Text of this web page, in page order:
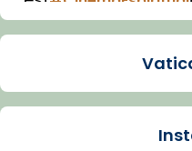
Imatge: Generada
Arquebisbat